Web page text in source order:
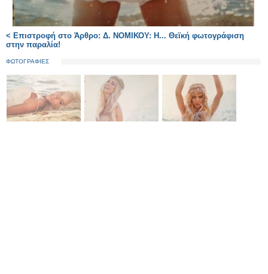
< Επιστροφή στο Άρθρο: Δ. ΝΟΜΙΚΟΥ: Η... Θεϊκή φωτογράφιση
στην παραλία!
ΦΩΤΟΓΡΑΦΙΕΣ